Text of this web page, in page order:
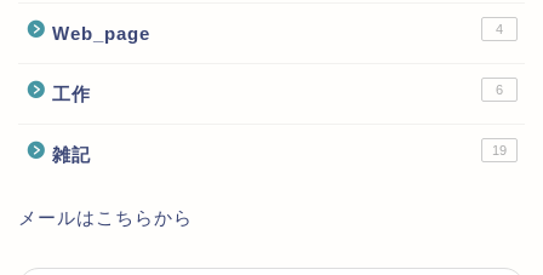
Web_page 4
工作 6
雑記 19
メールはこちらから